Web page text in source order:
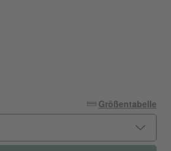
Größentabelle